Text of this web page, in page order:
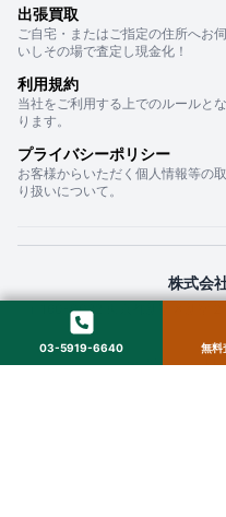
出張買取
ご自宅・またはご指定の住所へお伺
いしその場で査定し現金化！
利用規約
当社をご利用する上でのルールとな
ります。
プライバシーポリシー
お客様からいただく個人情報等の取
り扱いについて。
株式会
〒160-0022 東京都新宿区新宿
© 2025
03-5919-6640 無料